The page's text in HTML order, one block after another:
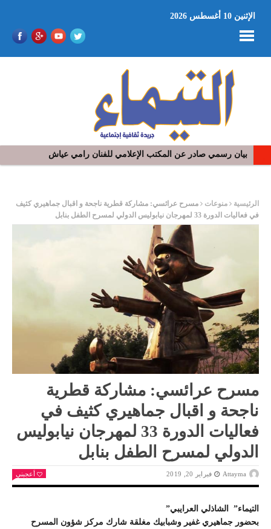
الإثنين 10 أغسطس 2026
بيان رسمي صادر عن المكتب الإعلامي للفنان رامي عياش
في افتتاح مهرجان بومخلوف الدولي: رؤوف ماهر يتالق و يشد الجمهور
الرئيسية منوعات
مسرح عرائسي: مشاركة قطرية ناجحة و اقبال جماهيري كثيف
في فعاليات الدورة 33 لمهرجان نيابوليس الدولي لمسرح الطفل بنابل
مسرح عرائسي: مشاركة قطرية
ناجحة و اقبال جماهيري كثيف في
فعاليات الدورة 33 لمهرجان نيابوليس
الدولي لمسرح الطفل بنابل
Attayma فبراير 20, 2019 أعجبني
التيماء” الشاذلي العرايبي”
بحضور جماهيري غفير وشبابيك مغلقة شارك مركز شؤون المسرح